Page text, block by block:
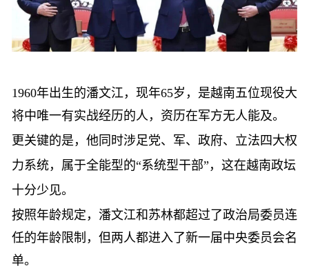
1960年出生的潘文江，现年65岁，是越南五位现役大
将中唯一有实战经历的人，资历在军方无人能及。
更关键的是，他同时涉足党、军、政府、立法四大权
力系统，属于全能型的“系统型干部”，这在越南政坛
十分少见。
按照年龄规定，潘文江和苏林都超过了政治局委员连
任的年龄限制，但两人都进入了新一届中央委员会名
单。